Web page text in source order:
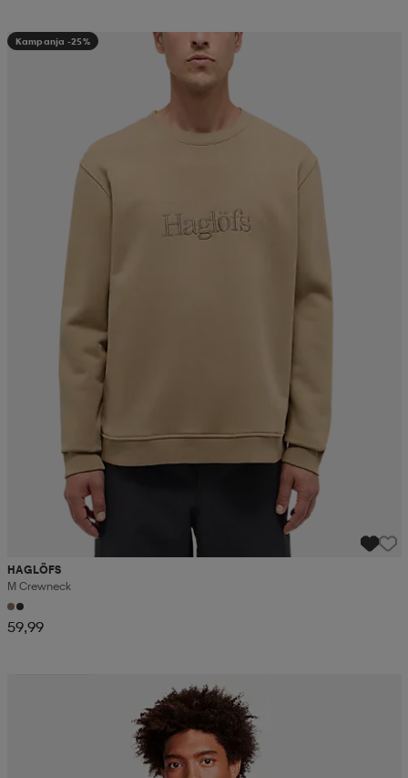
Kampanja -25%
HAGLÖFS
M Crewneck
59,99